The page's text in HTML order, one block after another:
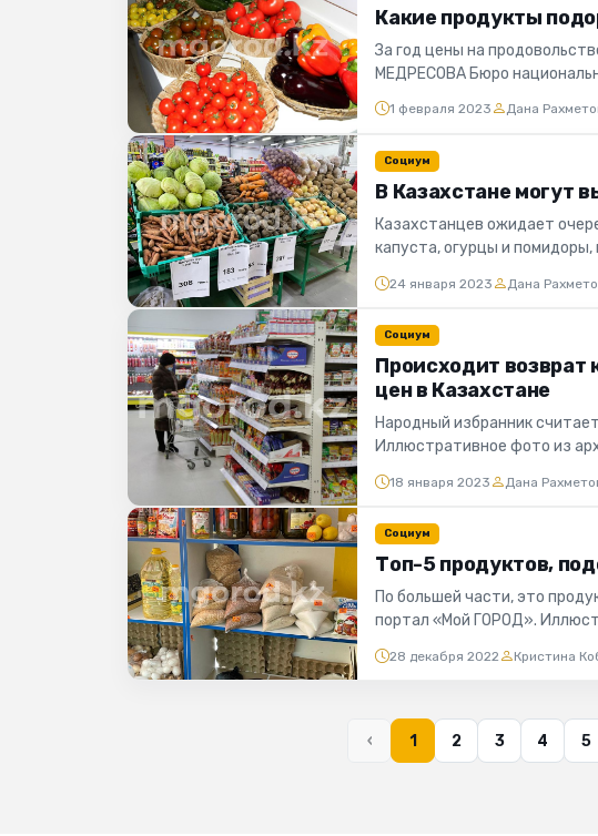
Какие продукты
За год цены на
МЕДРЕСОВА Бюро
продовольственные товары
1 февраля 2023 Дана
Социум
В Казахстане могут
Казахстанцев ожидает
капуста, огурцы и
24 января 2023 Дана
Социум
Происходит возврат
цен в Казахстане
Народный избранник
Иллюстративное фото из
18 января 2023 Дана
Социум
Топ-5 продуктов,
По большей части, это
портал «Мой ГОРОД».
28 декабря 2022 Кристина
‹ 1 2 3 4 5